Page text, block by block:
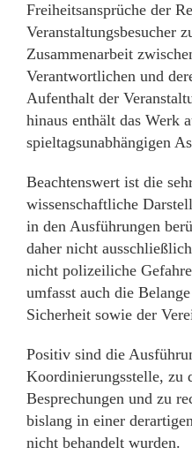
Freiheitsansprüche der
Veranstaltungsbesucher
Zusammenarbeit
Verantwortlichen und
Aufenthalt der
hinaus enthält das Werk
spieltagsunabhängigen
Beachtenswert ist die
wissenschaftliche
in den Ausführungen
daher nicht
nicht polizeiliche
umfasst auch die
Sicherheit sowie der
Positiv sind die
Koordinierungsstelle, zu
Besprechungen und zu
bislang in einer
nicht behandelt wurden.